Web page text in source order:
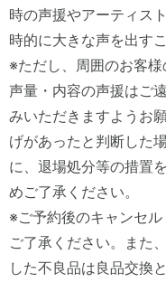
時の声援やアーティス
時的に大きな声を出す
※ただし、周囲のお客
声量・内容の声援はご
みいただきますようお
げがあったと判断した
に、退場処分等の措置
めご了承ください。
※ご予約後のキャンセ
ご了承ください。また
した不良品は良品交換